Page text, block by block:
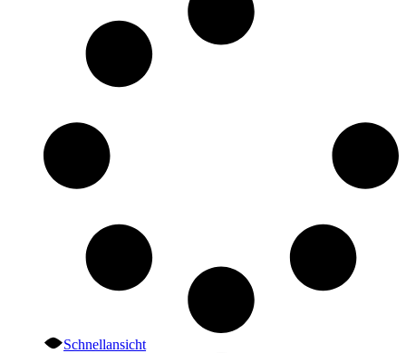
Schnellansicht